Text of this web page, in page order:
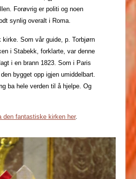
Forøvrig er politi og noen
synlig overalt i Roma.
kirke. Som vår guide, p. Torbjørn
i Stabekk, forklarte, var denne
i en brann 1823. Som i Paris
bygget opp igjen umiddelbart.
ba hele verden til å hjelpe. Og
den fantastiske kirken her.